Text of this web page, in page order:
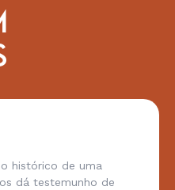
histórico de uma
dá testemunho de